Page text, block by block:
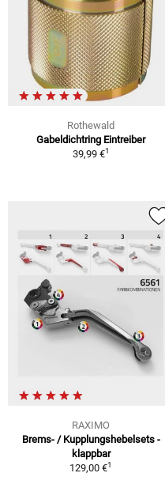
Rothewald
Gabeldichtring Eintreiber
39,99 €1
RAXIMO
Brems- / Kupplungshebelsets -
klappbar
129,00 €1